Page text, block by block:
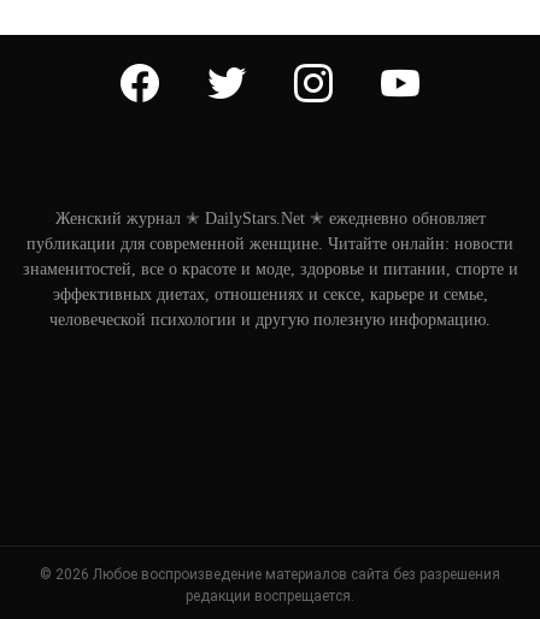
facebook twitter instagram youtube
Женский журнал ✭ DailyStars.Net ✭ ежедневно обновляет
публикации для современной женщине. Читайте онлайн: новости
знаменитостей, все о красоте и моде, здоровье и питании, спорте и
эффективных диетах, отношениях и сексе, карьере и семье,
человеческой психологии и другую полезную информацию.
© 2026 Любое воспроизведение материалов сайта без разрешения
редакции воспрещается.